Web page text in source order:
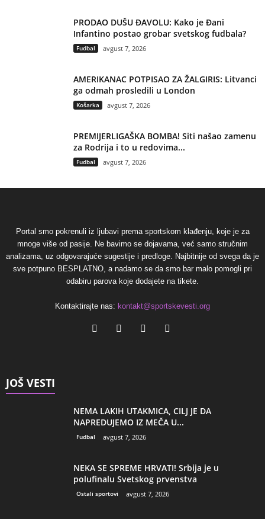
PRODAO DUŠU ĐAVOLU: Kako je Đani
Infantino postao grobar svetskog fudbala?
Fudbal avgust 7, 2026
AMERIKANAC POTPISAO ZA ŽALGIRIS: Litvanci
ga odmah prosledili u London
Košarka avgust 7, 2026
PREMIJERLIGAŠKA BOMBA! Siti našao zamenu
za Rodrija i to u redovima...
Fudbal avgust 7, 2026
Portal smo pokrenuli iz ljubavi prema sportskom klađenju, koje je za
mnoge više od pasije. Ne bavimo se dojavama, već samo stručnim
analizama, uz odgovarajuće sugestije i predloge. Najbitnije od svega da je
sve potpuno BESPLATNO, a nadamo se da smo bar malo pomogli pri
odabiru parova koje dodajete na tikete.
Kontaktirajte nas: kontakt@sportskevesti.org
JOŠ VESTI
NEMA LAKIH UTAKMICA, CILJ JE DA
NAPREDUJEMO IZ MEČA U...
Fudbal avgust 7, 2026
NEKA SE SPREME HRVATI! Srbija je u
polufinalu Svetskog prvenstva
Ostali sportovi avgust 7, 2026